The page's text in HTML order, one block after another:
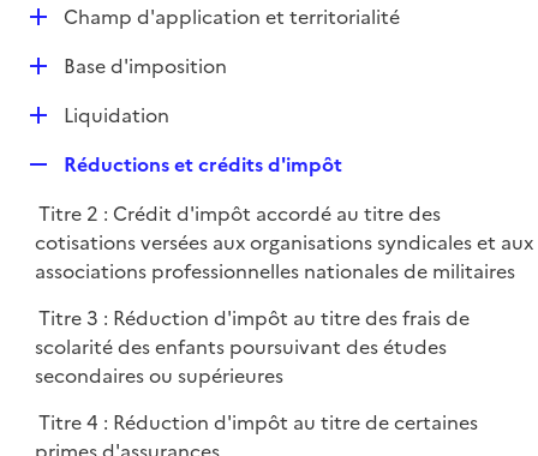
p
l
i
e
DChamp d'application et territorialité
D
e
r
Base d'imposition
D
l
i
e
r
Liquidation
p
l
i
e
Réductions et crédits d'impôt
Titre 2 : Crédit d'impôt accordé au titre des
cotisations versées aux organisations syndicales et aux
associations professionnelles nationales de militaires
Titre 3 : Réduction d'impôt au titre des frais de
scolarité des enfants poursuivant des études
secondaires ou supérieures
Titre 4 : Réduction d'impôt au titre de certaines